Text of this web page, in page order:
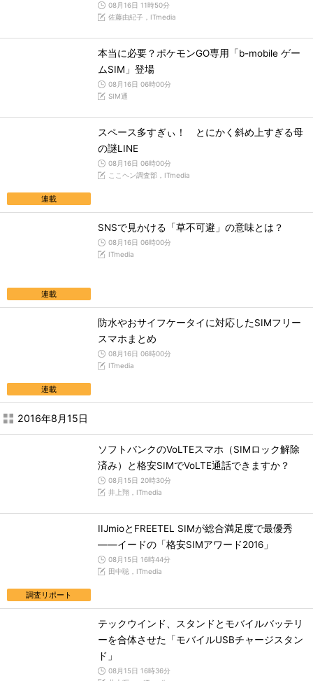
08月16日 11時50分
佐藤由紀子，ITmedia
本当に必要？ポケモンGO専用「b-mobile ゲー
ムSIM」登場
08月16日 06時00分
SIM通
連載
スペース多すぎぃ！ とにかく斜め上すぎる母
の謎LINE
08月16日 06時00分
ここヘン調査部，ITmedia
連載
SNSで見かける「草不可避」の意味とは？
08月16日 06時00分
ITmedia
連載
防水やおサイフケータイに対応したSIMフリー
スマホまとめ
08月16日 06時00分
ITmedia
2016年8月15日
ソフトバンクのVoLTEスマホ（SIMロック解除
済み）と格安SIMでVoLTE通話できますか？
08月15日 20時30分
井上翔，ITmedia
調査リポート
IIJmioとFREETEL SIMが総合満足度で最優秀
――イードの「格安SIMアワード2016」
08月15日 16時44分
田中聡，ITmedia
テックウインド、スタンドとモバイルバッテリ
ーを合体させた「モバイルUSBチャージスタン
ド」
08月15日 16時36分